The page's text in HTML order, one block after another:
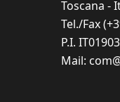
Toscana -
Tel./Fax
P.I.
Mail: